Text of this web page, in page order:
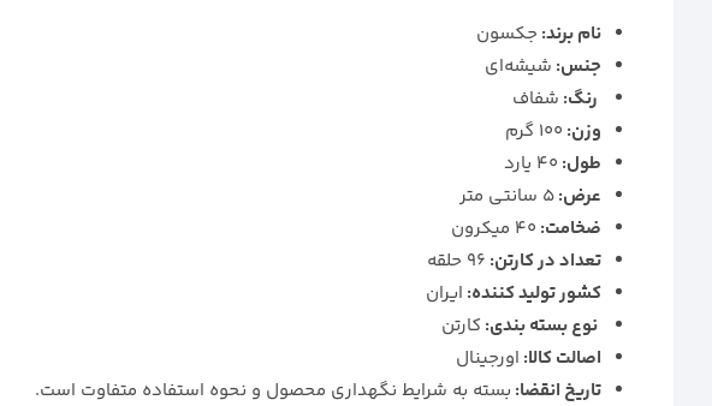
نام برند: جکسون
جنس: شیشه‌ای
رنگ: شفاف
وزن: 100 گرم
طول: 40 یارد
عرض:5 سانتی متر
ضخامت: 40 میکرون
تعداد در کارتن: 96 حلقه
كشور توليد كننده: ایران
نوع بسته بندی: کارتن
اصالت کالا: اورجینال
تاریخ انقضا: بسته به شرایط نگهداری محصول و نحوه استفاده متفاوت است.